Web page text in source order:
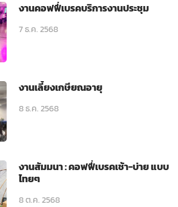
งานคอฟฟี่เบรคบริการงานประชุม
7 ธ.ค. 2568
งานเลี้ยงเกษียณอายุ
8 ธ.ค. 2568
งานสัมมนา : คอฟฟี่เบรคเช้า-บ่าย แบบ
ไทยๆ
8 ต.ค. 2568